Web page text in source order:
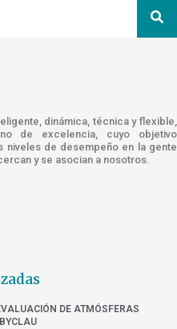
dinámica, técnica y flexible,
de excelencia, cuyo objetivo
de desempeño en la gente
y se asocian a nosotros.
DE ATMÓSFERAS